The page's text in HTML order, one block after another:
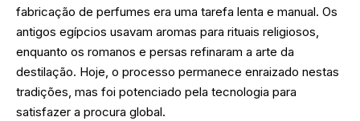
fabricação de perfumes era uma tarefa lenta e manual. Os
antigos egípcios usavam aromas para rituais religiosos,
enquanto os romanos e persas refinaram a arte da
destilação. Hoje, o processo permanece enraizado nestas
tradições, mas foi potenciado pela tecnologia para
satisfazer a procura global.